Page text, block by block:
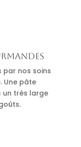
par nos soins
Une pâte
un très large